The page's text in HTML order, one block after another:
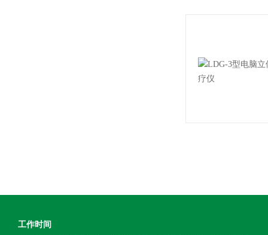
工作时间